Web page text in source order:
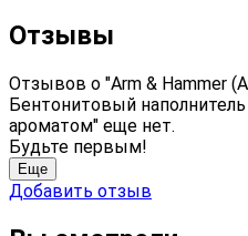
Отзывы
Отзывов о "Arm & Hammer
Бентонитовый
ароматом" еще нет.
Будьте первым!
Еще
Добавить отзыв